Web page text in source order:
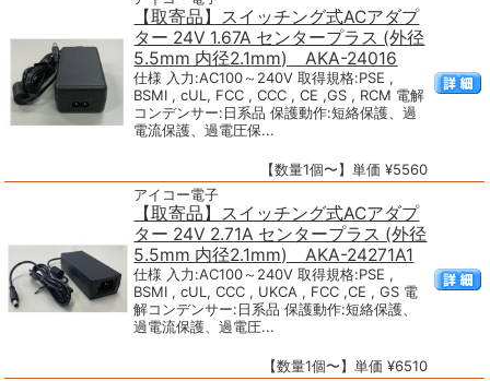
【取寄品】スイッチング式ACアダプ
ター 24V 1.67A センタープラス (外径
5.5mm 内径2.1mm) AKA-24016
仕様 入力:AC100～240V 取得規格:PSE ,
BSMI , cUL, FCC , CCC , CE ,GS , RCM 電解
コンデンサー:日系品 保護動作:短絡保護、過
電流保護、過電圧保...
【数量1個〜】単価 ¥5560
アイコー電子
【取寄品】スイッチング式ACアダプ
ター 24V 2.71A センタープラス (外径
5.5mm 内径2.1mm) AKA-24271A1
仕様 入力:AC100～240V 取得規格:PSE ,
BSMI , cUL, CCC , UKCA , FCC ,CE , GS 電
解コンデンサー:日系品 保護動作:短絡保護、
過電流保護、過電圧...
【数量1個〜】単価 ¥6510